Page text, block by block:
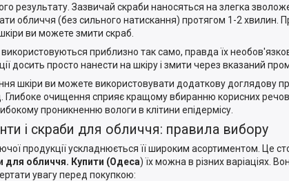
результату. Зазвичай скраби наносяться на злегка
обличчя (без сильного натискання) протягом 1-2 хвилин.
ви можете змити скраб.
використовуються приблизно так само, правда їх
досить просто нанести на шкіру і змити через вказаний
шкіри ви можете використовувати додаткову доглядову
Глибоке очищення сприяє кращому вбиранню корисних
проникненню вологи в клітини епідермісу.
і скраби для обличчя: правила вибору
продукції ускладнюється її широким асортиментом. Це
для обличчя. Купити (Одеса) їх можна в різних варіаціях.
увагу перед покупкою: